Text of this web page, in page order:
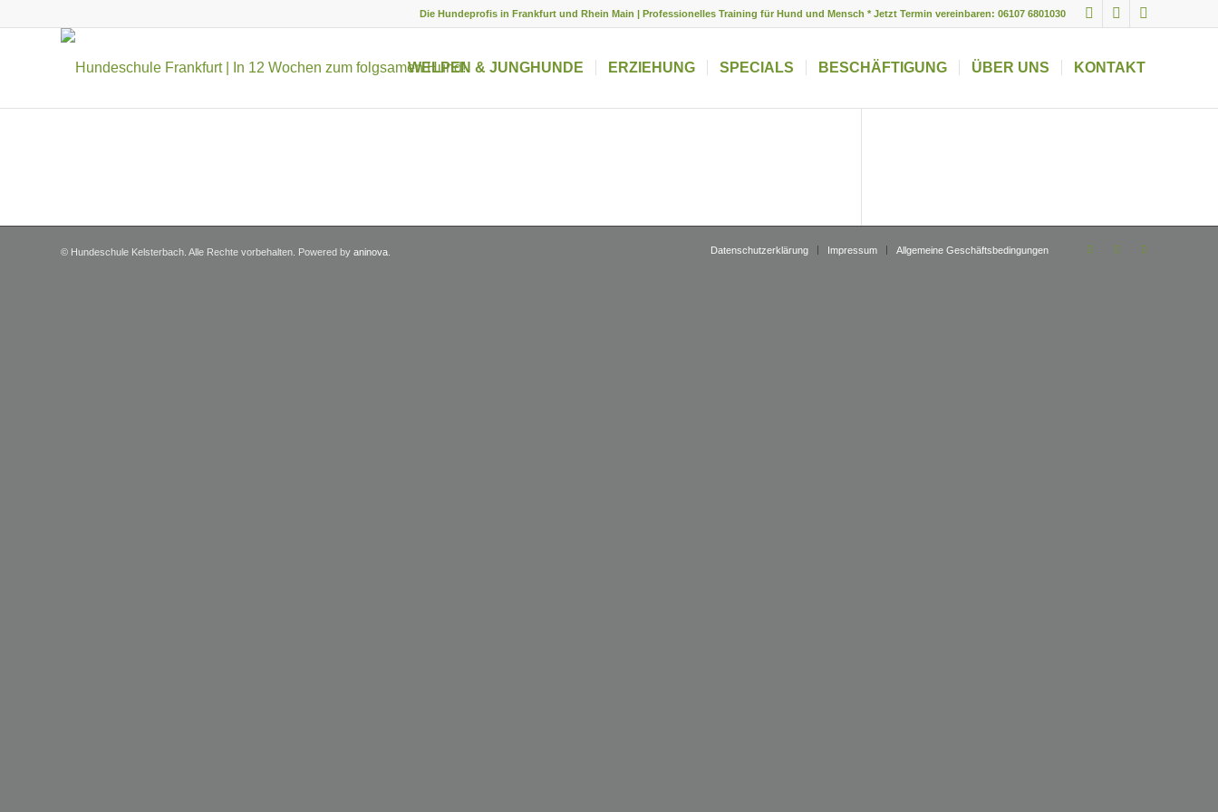
Die Hundeprofis in Frankfurt und Rhein Main | Professionelles Training für Hund und Mensch * Jetzt Termin vereinbaren: 06107 6801030
WELPEN & JUNGHUNDE ERZIEHUNG SPECIALS BESCHÄFTIGUNG ÜBER UNS KONTAKT
© Hundeschule Kelsterbach. Alle Rechte vorbehalten. Powered by aninova Datenschutzerklärung Impressum Allgemeine Geschäftsbedingungen